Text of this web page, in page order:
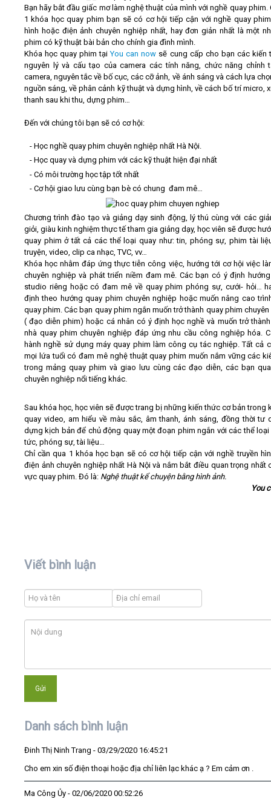
Bạn hãy bắt đầu giấc mơ làm nghệ thuật của mình với nghề quay phim.
1 khóa học quay phim bạn sẽ có cơ hội tiếp cận với nghề quay
hình hoặc điện ảnh chuyên nghiệp nhất, hay đơn giản nhất là một
phim có kỹ thuật bài bản cho chính gia đình mình.
Khóa học quay phim tạiYou can now sẽ cung cấp cho bạn các kiến
nguyên lý và cấu tạo của camera các tính năng, chức năng chỉnh
camera, nguyên tắc về bố cục, các cỡ ảnh, về ánh sáng và cách lựa
nguồn sáng, về phân cảnh kỹ thuật và dựng hình, về cách bố trí micro,
thanh sau khi thu, dựng phim…
Đến với chúng tôi bạn sẽ có cơ hội:
- Học nghề quay phim chuyên nghiệp nhất Hà Nội.
- Học quay và dựng phim với các kỹ thuật hiện đại nhất
- Có môi trường học tập tốt nhất
- Cơ hội giao lưu cùng bạn bè có chung đam mê…
Chương trình đào tạo và giảng dạy sinh động, lý thú cùng với các
giỏi, giàu kinh nghiệm thực tế tham gia giảng dạy, học viên sẽ được
quay phim ở tất cả các thể loại quay như: tin, phóng sự, phim tài
truyện, video, clip ca nhạc, TVC, vv…
Khóa học nhằm đáp ứng thực tiễn công việc, hướng tới cơ hội việc
chuyên nghiệp và phát triển niềm đam mê. Các bạn có ý định
studio riêng hoặc có đam mê về quay phim phóng sự, cưới- hỏi…
định theo hướng quay phim chuyên nghiệp hoặc muốn nâng cao
quay phim. Các bạn quay phim ngắn muốn trở thành quay phim
( đạo diễn phim) hoặc cá nhân có ý định học nghề và muốn trở
nhà quay phim chuyên nghiệp đáp ứng nhu cầu công nghiệp hóa.
hành nghề sử dụng máy quay phim làm công cụ tác nghiệp. Tất cả
mọi lứa tuổi có đam mê nghệ thuật quay phim muốn nắm vững các
trong mảng quay phim và giao lưu cùng các đạo diễn, các bạn
chuyên nghiệp nổi tiếng khác.
Sau khóa học, học viên sẽ được trang bị những kiến thức cơ bản trong
quay video, am hiểu về màu sắc, âm thanh, ánh sáng, đồng thời tư
dựng kịch bản để chủ động quay một đoạn phim ngắn với các thể loại
tức, phóng sự, tài liệu…
Chỉ cần qua 1 khóa học bạn sẽ có cơ hội tiếp cận với nghề truyền
điện ảnh chuyên nghiệp nhất Hà Nội và nắm bắt điều quan trọng nhất
vực quay phim. Đó là: Nghệ thuật kể chuyện bằng hình ảnh.
You
Viết bình luận
Danh sách bình luận
Đinh Thị Ninh Trang - 03/29/2020 16:45:21
Cho em xin số điện thoại hoặc địa chỉ liên lạc khác ạ ? Em cảm ơn .
Ma Công Ủy - 02/06/2020 00:52:26